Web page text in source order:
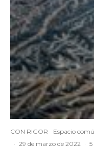
CON RIGOR Espacio
· 29 de marzo de 2022 ·